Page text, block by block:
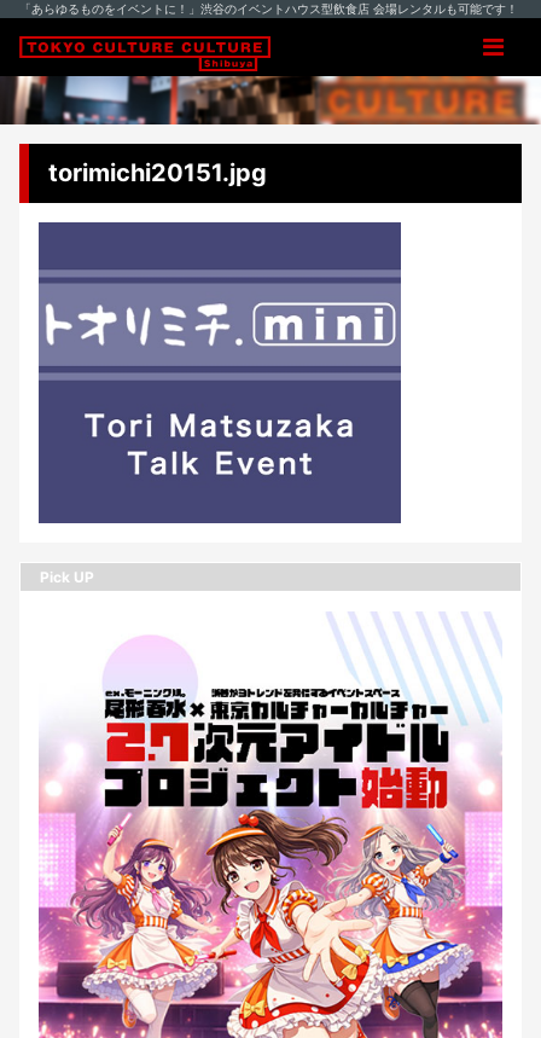
「あらゆるものをイベントに！」渋谷のイベントハウス型飲食店 会場レンタルも可能です！
torimichi20151.jpg
Pick UP